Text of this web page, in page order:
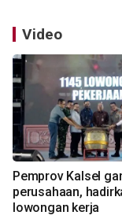
Video
Pemprov Kalsel
perusahaan,
lowongan kerja